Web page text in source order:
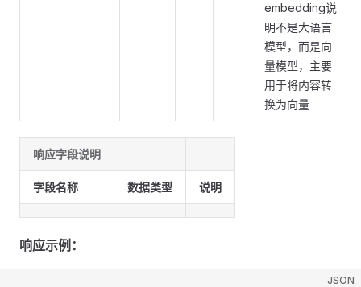
embedding说
明不是大语言
模型，而是向
量模型，主要
用于将内容转
换为向量
响应字段说明
字段名称 数据类型 说明
响应示例：
JSON